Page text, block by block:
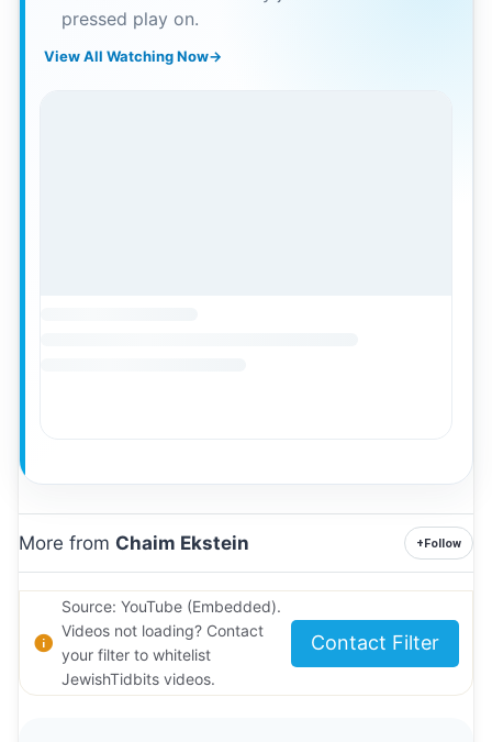
pressed play on.
View All Watching Now→
More from Chaim Ekstein +Follow
Source: YouTube (Embedded).
Videos not loading? Contact
your filter to whitelist
JewishTidbits videos.
Contact Filter